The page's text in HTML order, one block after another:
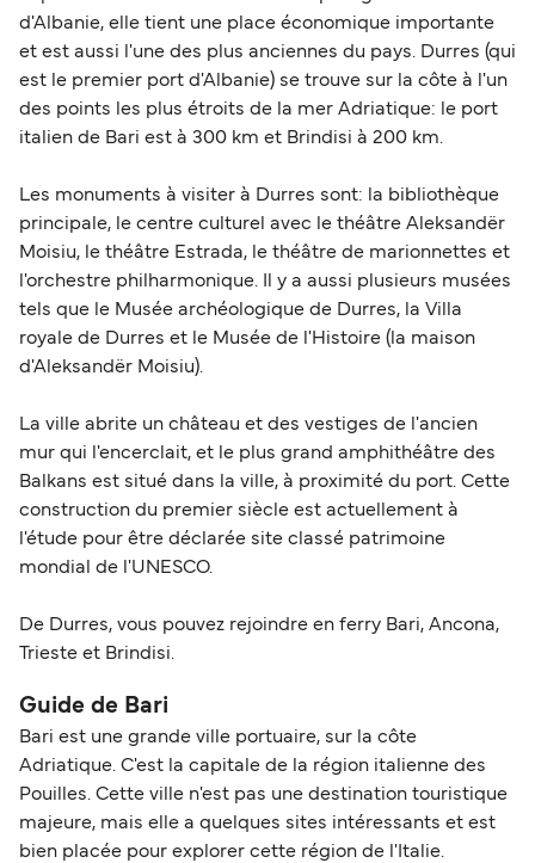
trouvait pas où cela était, il y a 3km entre les deux
agences, cela devrait être localisé au même endroit !
d'Albanie, elle tient une place économique importante
et est aussi l'une des plus anciennes du pays. Durres (qui
est le premier port d'Albanie) se trouve sur la côte à l'un
des points les plus étroits de la mer Adriatique: le port
italien de Bari est à 300 km et Brindisi à 200 km.
Les monuments à visiter à Durres sont: la bibliothèque
principale, le centre culturel avec le théâtre Aleksandër
Moisiu, le théâtre Estrada, le théâtre de marionnettes et
l'orchestre philharmonique. Il y a aussi plusieurs musées
tels que le Musée archéologique de Durres, la Villa
royale de Durres et le Musée de l'Histoire (la maison
d'Aleksandër Moisiu).
La ville abrite un château et des vestiges de l'ancien
mur qui l'encerclait, et le plus grand amphithéâtre des
Balkans est situé dans la ville, à proximité du port. Cette
construction du premier siècle est actuellement à
l'étude pour être déclarée site classé patrimoine
mondial de l'UNESCO.
De Durres, vous pouvez rejoindre en ferry Bari, Ancona,
Trieste et Brindisi.
Guide de Bari
Bari est une grande ville portuaire, sur la côte
Adriatique. C'est la capitale de la région italienne des
Pouilles. Cette ville n'est pas une destination touristique
majeure, mais elle a quelques sites intéressants et est
bien placée pour explorer cette région de l'Italie.